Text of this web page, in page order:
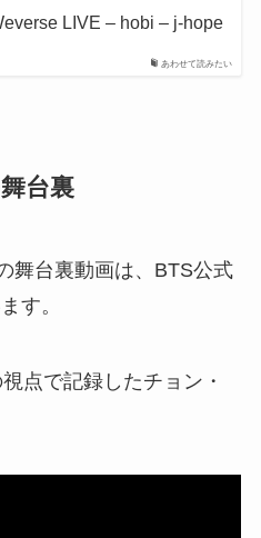
あわせて読みたい
LIVE – hobi – j-hope
台裏
舞台裏動画は、BTS公式
す。
点で記録したチョン・